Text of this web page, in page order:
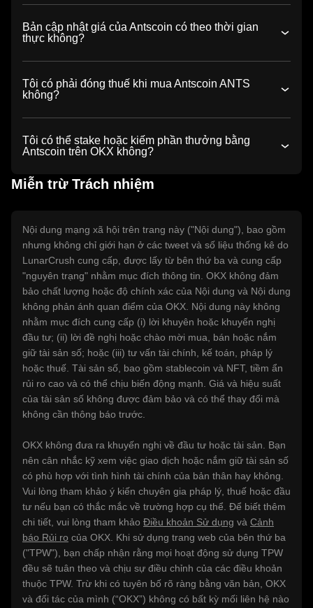
Bản cập nhật giá của Antscoin có theo thời gian
thực không?
Tôi có phải đóng thuế khi mua Antscoin ANTS
không?
Tôi có thể stake hoặc kiếm phần thưởng bằng
Antscoin trên OKX không?
Miễn trừ Trách nhiệm
Nội dung mạng xã hội trên trang này ("Nội dung"), bao gồm
nhưng không chỉ giới hạn ở các tweet và số liệu thống kê do
LunarCrush cung cấp, được lấy từ bên thứ ba và cung cấp
"nguyên trạng" nhằm mục đích thông tin. OKX không đảm
bảo chất lượng hoặc độ chính xác của Nội dung và Nội dung
không phản ánh quan điểm của OKX. Nội dung này không
nhằm mục đích cung cấp (i) lời khuyên hoặc khuyến nghị
đầu tư; (ii) lời đề nghị hoặc chào mời mua, bán hoặc nắm
giữ tài sản số; hoặc (iii) tư vấn tài chính, kế toán, pháp lý
hoặc thuế. Tài sản số, bao gồm stablecoin và NFT, tiềm ẩn
rủi ro cao và có thể chịu biến động mạnh. Giá và hiệu suất
của tài sản số không được đảm bảo và có thể thay đổi mà
không cần thông báo trước.
OKX không đưa ra khuyến nghị về đầu tư hoặc tài sản. Bạn
nên cân nhắc kỹ xem việc giao dịch hoặc nắm giữ tài sản số
có phù hợp với tình hình tài chính của bản thân hay không.
Vui lòng tham khảo ý kiến chuyên gia pháp lý, thuế hoặc đầu
tư nếu bạn có thắc mắc về trường hợp cụ thể. Để biết thêm
chi tiết, vui lòng tham khảo Điều khoản Sử dụng và Cảnh
báo Rủi ro của OKX. Khi sử dụng trang web của bên thứ ba
("TPW"), bạn chấp nhận rằng mọi hoạt động sử dụng TPW
đều sẽ tuân theo và chịu sự điều chỉnh của các điều khoản
thuộc TPW. Trừ khi có tuyên bố rõ ràng bằng văn bản, OKX
và đối tác của mình (“OKX”) không có bất kỳ mối liên hệ nào